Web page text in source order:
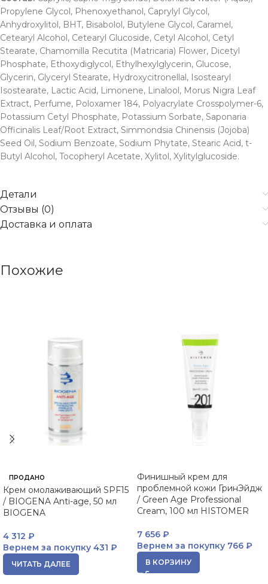
Propylene Glycol, Phenoxyethanol, Caprylyl Glycol,
Anhydroxylitol, BHT, Bisabolol, Butylene Glycol, Caramel,
Cetearyl Alcohol, Cetearyl Glucoside, Cetyl Alcohol, Cetyl
Stearate, Chamomilla Recutita (Matricaria) Flower, Dicetyl
Phosphate, Ethoxydiglycol, Ethylhexylglycerin, Glucose,
Glycerin, Glyceryl Stearate, Hydroxycitronellal, Isostearyl
Isostearate, Lactic Acid, Limonene, Linalool, Morus Nigra Leaf
Extract, Perfume, Poloxamer 184, Polyacrylate Crosspolymer-6,
Potassium Cetyl Phosphate, Potassium Sorbate, Saponaria
Officinalis Leaf/Root Extract, Simmondsia Chinensis (Jojoba)
Seed Oil, Sodium Benzoate, Sodium Phytate, Stearic Acid, t-
Butyl Alcohol, Tocopheryl Acetate, Xylitol, Xylitylglucoside.
Детали
Отзывы (0)
Доставка и оплата
Похожие
ПРОДАНО
Крем омолаживающий SPF15
/ BIOGENA Anti-age, 50 мл
BIOGENA
4 312 ₽
Вернем за покупку 431 ₽
ЧИТАТЬ ДАЛЕЕ
Финишный крем для
проблемной кожи ГринЭйдж
/ Green Age Professional
Cream, 100 мл HISTOMER
7 656 ₽
Вернем за покупку 766 ₽
В КОРЗИНУ